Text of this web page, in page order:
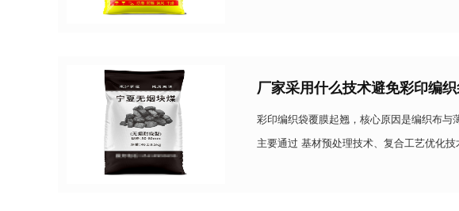
厂家采用什么技术避免彩印编
彩印编织袋覆膜起翘，核心原因是编织布与
主要通过 基材预处理技术、复合工艺优化